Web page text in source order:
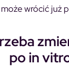
wrócić już
po in